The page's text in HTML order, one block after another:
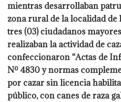
mientras desarrollaban
zona rural de la localidad
tres (03) ciudadanos
realizaban la actividad de
confeccionaron “Actas de
Nº 4830 y normas
por cazar sin licencia
público, con canes de raza